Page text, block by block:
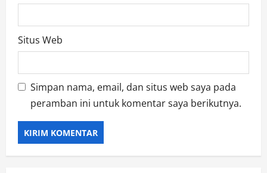
Situs Web
Simpan nama, email, dan situs web saya pada
peramban ini untuk komentar saya berikutnya.